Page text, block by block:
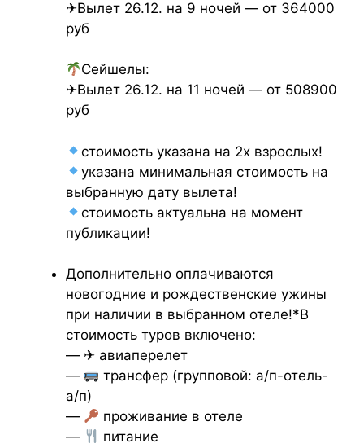
✈Вылет 26.12. на 9 ночей — от 364000
руб
Сейшелы:
✈Вылет 26.12. на 11 ночей — от 508900
руб
стоимость указана на 2х взрослых!
указана минимальная стоимость на
выбранную дату вылета!
стоимость актуальна на момент
публикации!
Дополнительно оплачиваются
новогодние и рождественские ужины
при наличии в выбранном отеле!*В
стоимость туров включено:
— ✈ авиаперелет
—
трансфер (групповой: а/п-отель-
а/п)
—
проживание в отеле
—
питание